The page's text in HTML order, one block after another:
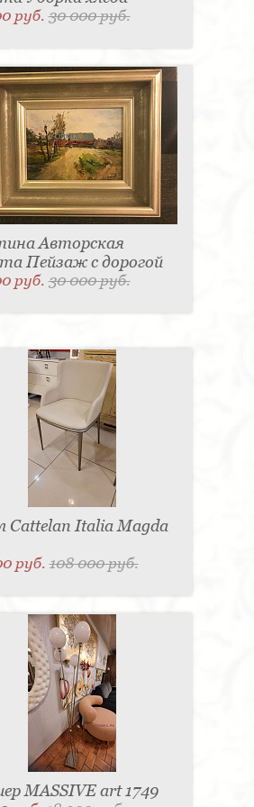
руб.30 000 руб.
Авторская
Пейзаж с дорогой
руб.30 000 руб.
Cattelan Italia Magda
руб.108 000 руб.
MASSIVE art 1749